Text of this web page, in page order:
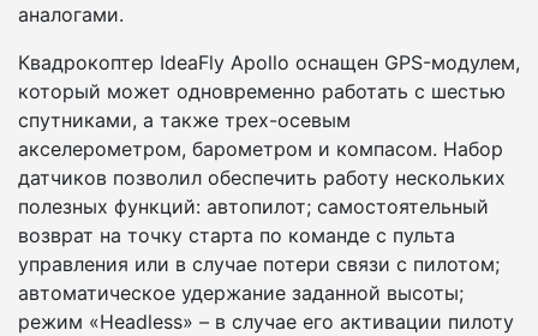
аналогами.
Квадрокоптер IdeaFly Apollo оснащен GPS-модулем,
который может одновременно работать с шестью
спутниками, а также трех-осевым
акселерометром, барометром и компасом. Набор
датчиков позволил обеспечить работу нескольких
полезных функций: автопилот; самостоятельный
возврат на точку старта по команде с пульта
управления или в случае потери связи с пилотом;
автоматическое удержание заданной высоты;
режим «Headless» – в случае его активации пилоту